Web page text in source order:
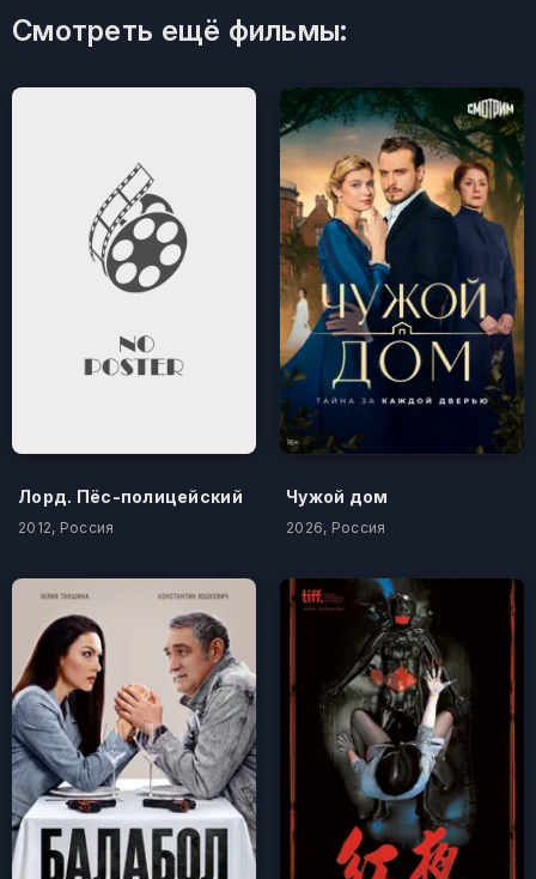
Смотреть ещё фильмы:
Лорд. Пёс-полицейский
2012, Россия
Чужой дом
2026, Россия